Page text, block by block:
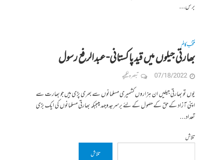
برس...
منتخب کالم
بھارتی جیلوں میں قید پاکستانی- عبدالرفع رسول
07/18/2022 تبصرہ لکھیے
یوں تو بھارتی جیلیں ان ہزاروں کشمیری مسلمانوں سے بھری پڑی ہیں جو بھارت سے
اپنی آزاد کے حق کے حصول کے لئے برسرجدوجہد ہیںجبکہ بھارتی مسلمانوں کی ایک بڑی
تعداد...
تلاش
تلاش